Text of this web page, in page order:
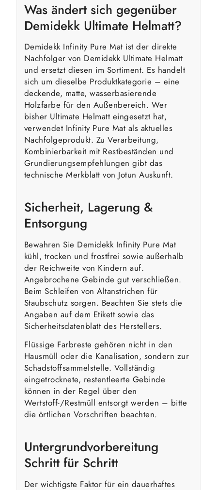
Was ändert sich gegenüber
Demidekk Ultimate Helmatt?
Demidekk Infinity Pure Mat ist der direkte
Nachfolger von Demidekk Ultimate Helmatt
und ersetzt diesen im Sortiment. Es handelt
sich um dieselbe Produktkategorie – eine
deckende, matte, wasserbasierende
Holzfarbe für den Außenbereich. Wer
bisher Ultimate Helmatt eingesetzt hat,
verwendet Infinity Pure Mat als aktuelles
Nachfolgeprodukt. Zu Verarbeitung,
Kombinierbarkeit mit Restbeständen und
Grundierungsempfehlungen gibt das
technische Merkblatt von Jotun Auskunft.
Sicherheit, Lagerung &
Entsorgung
Bewahren Sie Demidekk Infinity Pure Mat
kühl, trocken und frostfrei sowie außerhalb
der Reichweite von Kindern auf.
Angebrochene Gebinde gut verschließen.
Beim Schleifen von Altanstrichen für
Staubschutz sorgen. Beachten Sie stets die
Angaben auf dem Etikett sowie das
Sicherheitsdatenblatt des Herstellers.
Flüssige Farbreste gehören nicht in den
Hausmüll oder die Kanalisation, sondern zur
Schadstoffsammelstelle. Vollständig
eingetrocknete, restentleerte Gebinde
können in der Regel über den
Wertstoff-/Restmüll entsorgt werden – bitte
die örtlichen Vorschriften beachten.
Untergrundvorbereitung
Schritt für Schritt
Der wichtigste Faktor für ein dauerhaftes